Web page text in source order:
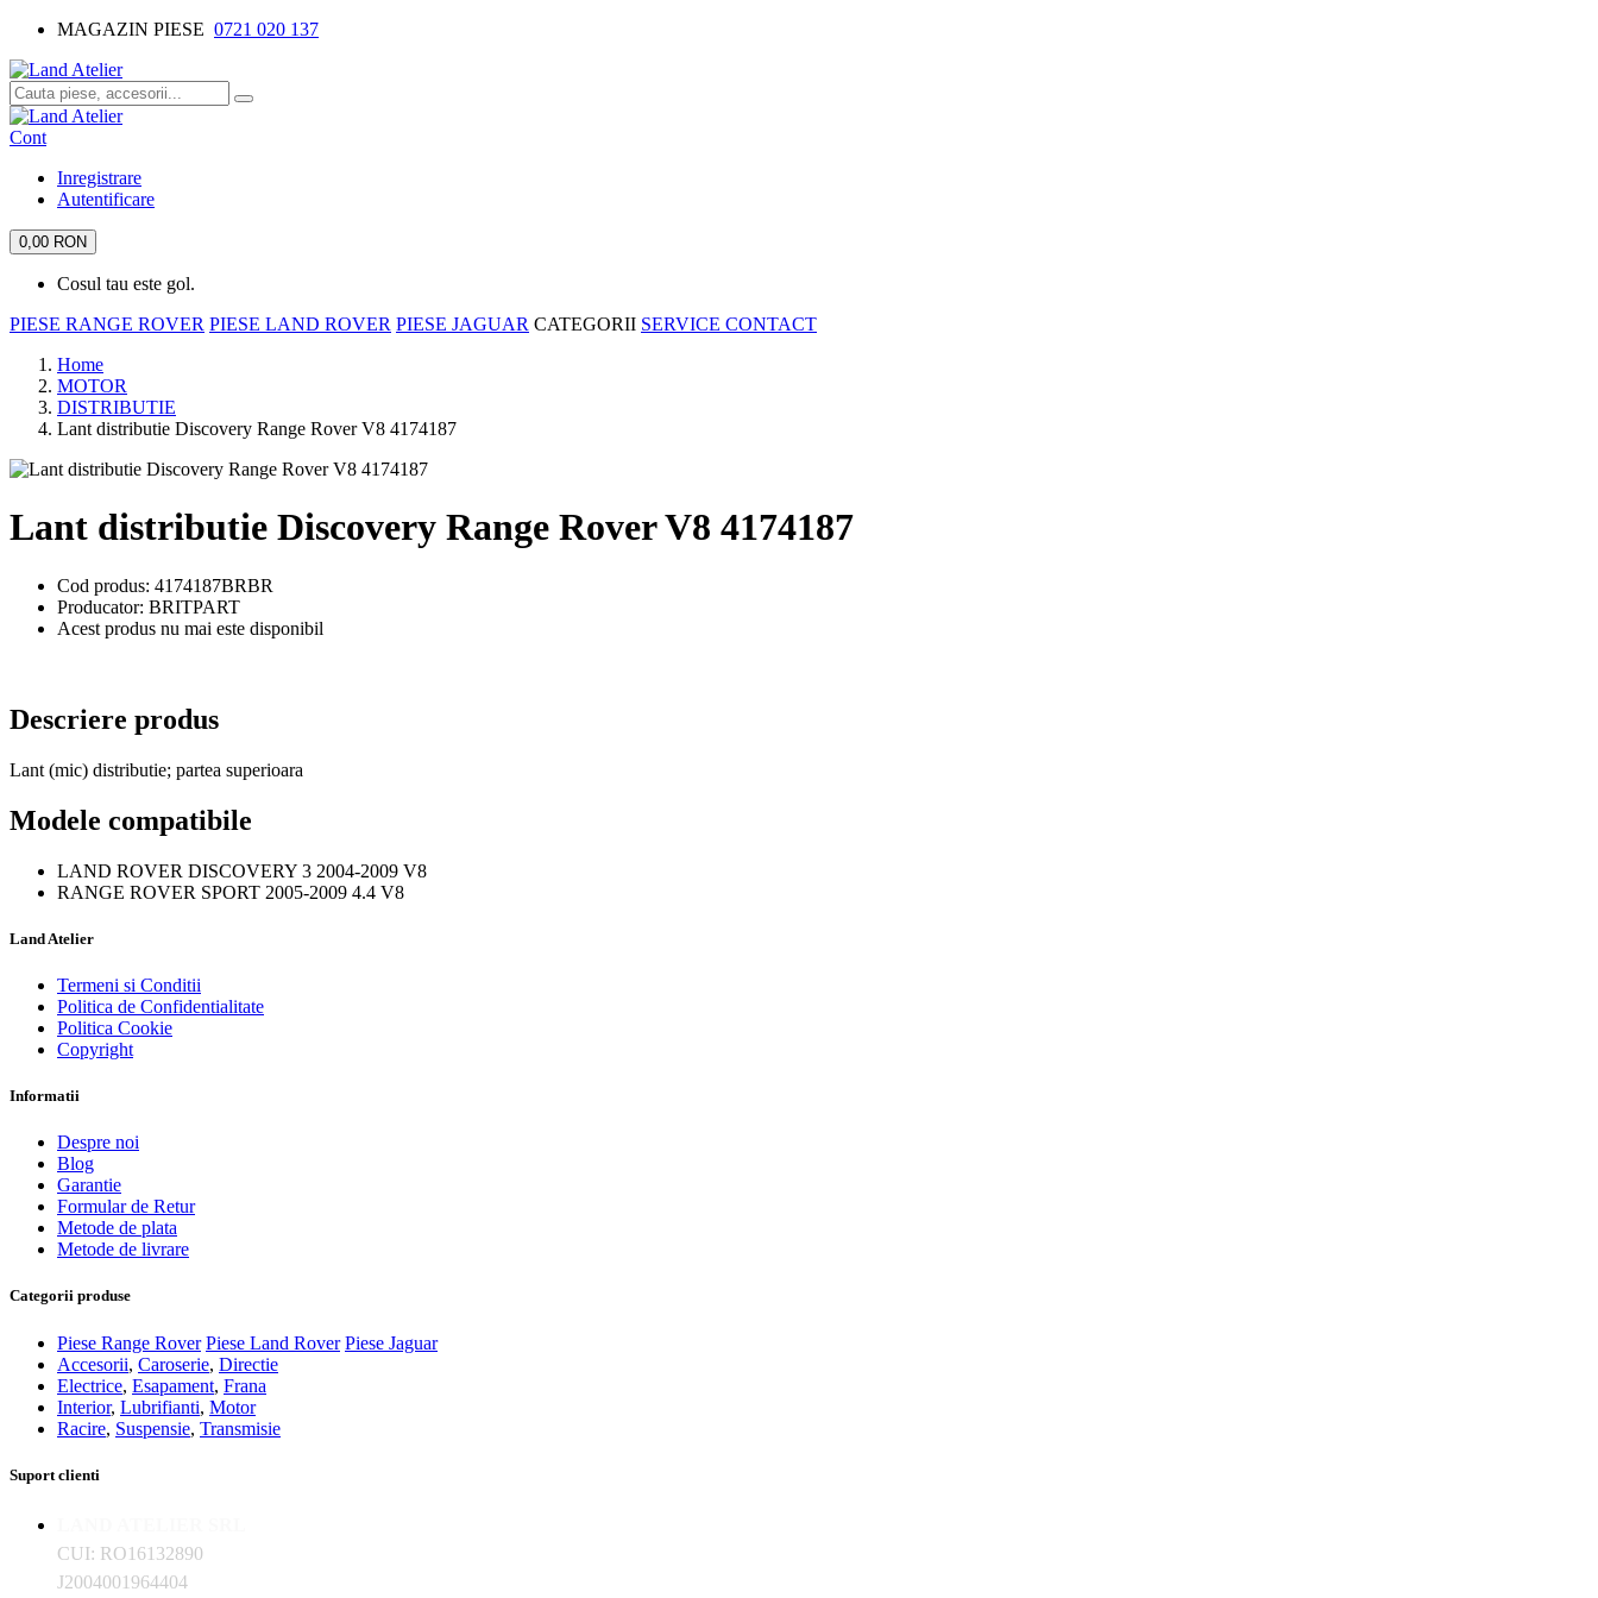
MAGAZIN PIESE 0721 020 137
Cont
Inregistrare
Autentificare
0,00 RON
Cosul tau este gol.
PIESE RANGE ROVER PIESE LAND ROVER PIESE JAGUAR CATEGORII SERVICE CONTACT
Home
MOTOR
DISTRIBUTIE
Lant distributie Discovery Range Rover V8 4174187
Lant distributie Discovery Range Rover V8 4174187
Cod produs: 4174187BRBR
Producator: BRITPART
Acest produs nu mai este disponibil
Descriere produs
Lant (mic) distributie; partea superioara
Modele compatibile
LAND ROVER DISCOVERY 3 2004-2009 V8
RANGE ROVER SPORT 2005-2009 4.4 V8
Land Atelier
Termeni si Conditii
Politica de Confidentialitate
Politica Cookie
Copyright
Informatii
Despre noi
Blog
Garantie
Formular de Retur
Metode de plata
Metode de livrare
Categorii produse
Piese Range Rover Piese Land Rover Piese Jaguar
Accesorii, Caroserie, Directie
Electrice, Esapament, Frana
Interior, Lubrifianti, Motor
Racire, Suspensie, Transmisie
Suport clienti
CUI: RO16132890
J2004001964404